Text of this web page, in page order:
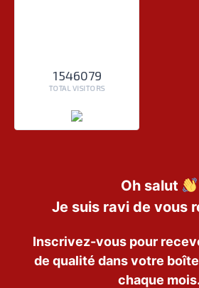
1546079
TOTAL VISITORS
Oh salut
Je suis ravi de vous
Inscrivez-vous pour
de qualité dans votre
chaque mois.